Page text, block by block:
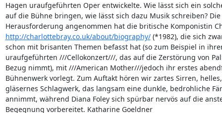
Hagen uraufgeführten Oper entwickelte. Wie lässt sich ein
auf die Bühne bringen, wie lässt sich dazu Musik schreiben? Die
http://charlottebray.co.uk/about/biography/ (*1982), die sich
schon mit brisanten Themen befasst hat (so zum Beispiel in
uraufgeführten ///Cellokonzert///, das auf die Zerstörung von
Bezug nimmt), mit ///American Mother///jedoch ihr erstes
Bühnenwerk vorlegt. Zum Auftakt hören wir zartes Sirren,
gläsernes Schlagwerk, das langsam eine dunkle, bedrohliche
annimmt, während Diana Foley sich spürbar nervös auf die